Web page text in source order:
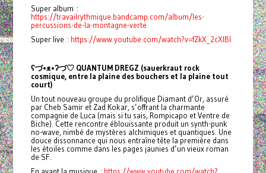
Super album :
https://travailrythmique.bandcamp.com/album/les-
percussions-de-la-montagne-verte
Super live : https://www.youtube.com/watch?v=fZkX_2cXlBI
ʕづ•ᴥ•ʔづ♡ QUANTUM DREGZ (sauerkraut rock
cosmique, entre la plaine des bouchers et la plaine tout
court)
Un tout nouveau groupe du prolifique Diamant d’Or, assuré
par Cheb Samir et Zad Kokar, s’offrant la charmante
compagnie de Luca (mais si tu sais, Rompicapo et Ventre de
Biche). Cette rencontre éblouissante produit un synth-punk
no-wave, nimbé de mystères alchimiques et quantiques. Une
douce dissonnance qui nous entraîne tête la première dans
les étoiles comme dans les pages jaunies d’un vieux roman
de SF.